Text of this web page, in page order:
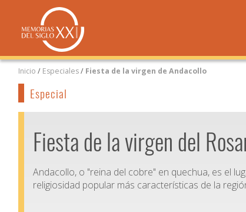
Inicio / Especiales/ Fiesta de la virgen de Andacollo
Especial
Fiesta de la virgen del
Andacollo, o "reina del cobre" en quechua, es el
religiosidad popular más características de la